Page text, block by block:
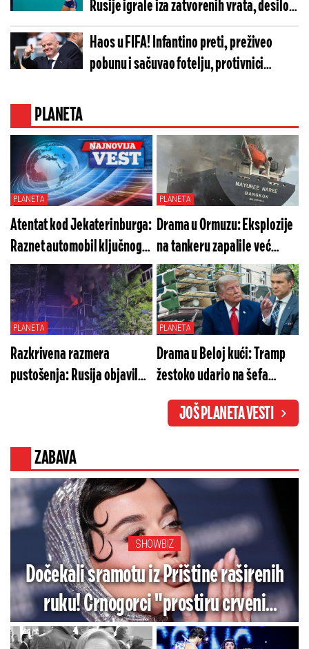
Rusije igrale iza zatvorenih vrata, desilo
se nešto neverovatno
Haos u FIFA! Infantino preti, preživeo
pobunu i sačuvao fotelju, protivnici
PLANETA
PLANETA
Atentat kod Jekaterinburga:
Raznet automobil ključnog
ruskog direktora! (VIDEO)
PLANETA
Drama u Ormuzu: Eksplozije
na tankeru zapalile već
usijanu situaciju
PLANETA
Razkrivena razmera
pustošenja: Rusija objavila
PLANETA
Drama u Beloj kući: Tramp
žestoko udario na šefa
Hegseta, vojne opcije
ugrožene!
JOŠ PLANETA VESTI
ZABAVA
SHOWBIZ
Dočekali sramotu iz Prištine raširenih
ruku! Crnogorci "prostiru crveni
tepih" ženi koja je gazila naš integritet